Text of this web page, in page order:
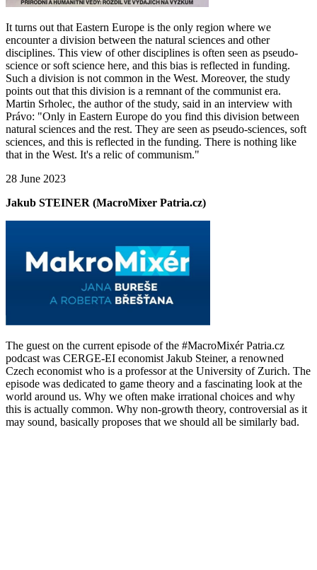
It turns out that Eastern Europe is the only region where we
encounter a division between the natural sciences and other
disciplines. This view of other disciplines is often seen as pseudo-
science or soft science here, and this bias is reflected in funding.
Such a division is not common in the West. Moreover, the study
points out that this division is a remnant of the communist era.
Martin Srholec, the author of the study, said in an interview with
Právo: "Only in Eastern Europe do you find this division between
natural sciences and the rest. They are seen as pseudo-sciences, soft
sciences, and this is reflected in the funding. There is nothing like
that in the West. It's a relic of communism."
28 June 2023
Jakub STEINER (MacroMixer Patria.cz)
The guest on the current episode of the #MacroMixér Patria.cz
podcast was CERGE-EI economist Jakub Steiner, a renowned
Czech economist who is a professor at the University of Zurich. The
episode was dedicated to game theory and a fascinating look at the
world around us. Why we often make irrational choices and why
this is actually common. Why non-growth theory, controversial as it
may sound, basically proposes that we should all be similarly bad.